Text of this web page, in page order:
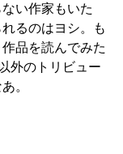
い作家もいた
るのはヨシ。も
品を読んでみた
外のトリビュー
。